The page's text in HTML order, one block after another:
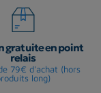
gratuite en point
relais
79€ d'achat (hors
long)